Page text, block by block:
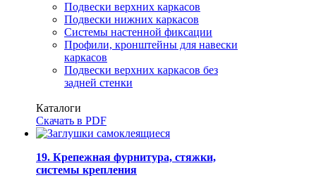
Подвески верхних каркасов
Подвески нижних каркасов
Системы настенной фиксации
Профили, кронштейны для навески
каркасов
Подвески верхних каркасов без
задней стенки
Каталоги
Скачать в PDF
19. Крепежная фурнитура, стяжки,
системы крепления